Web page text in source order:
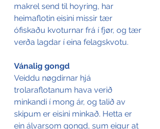
makrel send til hoyring, har
heimaflotin eisini missir tær
ófiskaðu kvoturnar frá í fjør, og tær
verða lagdar í eina felagskvotu.
Vánalig gongd
Veiddu nøgdirnar hjá
trolaraflotanum hava verið
minkandi í mong ár, og talið av
skipum er eisini minkað. Hetta er
ein álvarsom gongd, sum eigur at